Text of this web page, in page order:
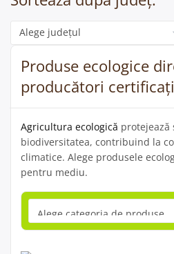
Categorie
Produse ecologice
producători certificați
Agricultura ecologică protejează
biodiversitatea, contribuind la
climatice. Alege produsele
pentru mediu.